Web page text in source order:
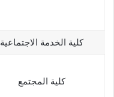
كلية الخدمة الاجتماعية
كلية المجتمع